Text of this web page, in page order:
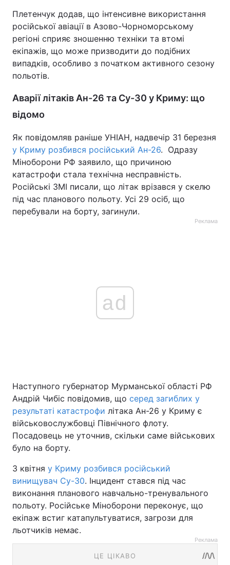
Плетенчук додав, що інтенсивне використання
російської авіації в Азово-Чорноморському
регіоні сприяє зношенню техніки та втомі
екіпажів, що може призводити до подібних
випадків, особливо з початком активного сезону
польотів.
Аварії літаків Ан-26 та Су-30 у Криму: що
відомо
Як повідомляв раніше УНІАН, надвечір 31 березня
у Криму розбився російський Ан-26. Одразу
Міноборони РФ заявило, що причиною
катастрофи стала технічна несправність.
Російські ЗМІ писали, що літак врізався у скелю
під час планового польоту. Усі 29 осіб, що
перебували на борту, загинули.
Реклама
ad
Наступного губернатор Мурманської області РФ
Андрій Чибіс повідомив, що серед загиблих у
результаті катастрофи літака Ан-26 у Криму є
військовослужбовці Північного флоту.
Посадовець не уточнив, скільки саме військових
було на борту.
3 квітня у Криму розбився російський
винищувач Су-30. Інцидент стався під час
виконання планового навчально-тренувального
польоту. Російське Міноборони переконує, що
екіпаж встиг катапультуватися, загрози для
льотчиків немає.
Реклама